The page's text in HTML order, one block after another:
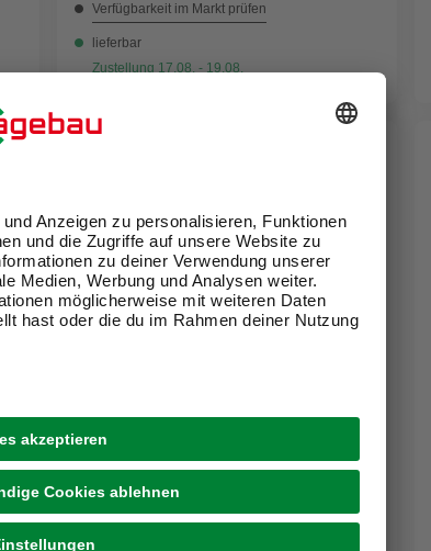
Verfügbarkeit im Markt prüfen
lieferbar
Zustellung 17.08. - 19.08.
GRATIS VERSAND
Regenspeicher »NATURA 2in1«,